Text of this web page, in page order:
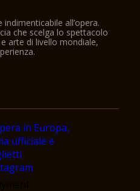
all’opera.
che scelga lo spettacolo
arte di livello mondiale,